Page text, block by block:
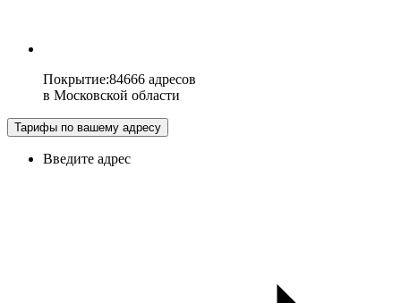
Покрытие:84666 адресов
в Московской области
Тарифы по вашему адресу
Введите адрес